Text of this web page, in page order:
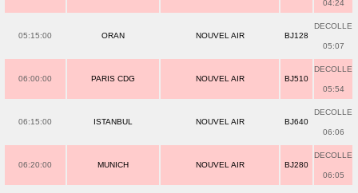
04:24
05:15:00 ORAN NOUVEL AIR BJ128
DECOLLE
05:07
06:00:00 PARIS CDG NOUVEL AIR BJ510
DECOLLE
05:54
06:15:00 ISTANBUL NOUVEL AIR BJ640
DECOLLE
06:06
06:20:00 MUNICH NOUVEL AIR BJ280
DECOLLE
06:05